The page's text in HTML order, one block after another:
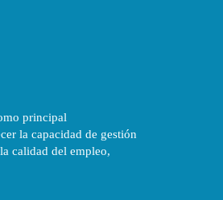
principal
la capacidad de gestión
calidad del empleo,